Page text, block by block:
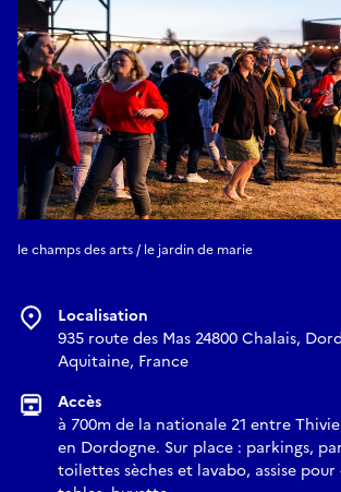
le champs des arts / le jardin de marie
Localisation
935 route des Mas 24800 Chalais,
Aquitaine, France
Accès
à 700m de la nationale 21 entre
en Dordogne. Sur place : parkings,
toilettes sèches et lavabo, assise pour